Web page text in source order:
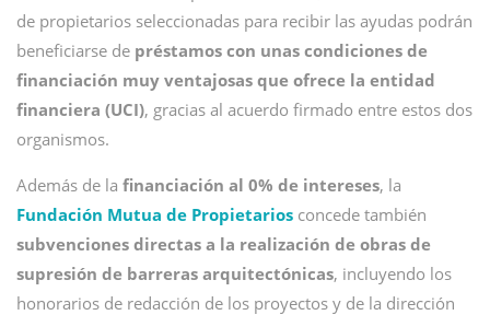
de propietarios seleccionadas para recibir las ayudas podrán
beneficiarse de préstamos con unas condiciones de
financiación muy ventajosas que ofrece la entidad
financiera (UCI), gracias al acuerdo firmado entre estos dos
organismos.
Además de la financiación al 0% de intereses, la
Fundación Mutua de Propietarios concede también
subvenciones directas a la realización de obras de
supresión de barreras arquitectónicas, incluyendo los
honorarios de redacción de los proyectos y de la dirección